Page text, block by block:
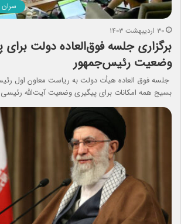
۳۰ اردیبهشت ۱۴۰۳
برگزاری جلسه فوق‌العاده دولت برای
وضعیت رئیس‌جمهور
جلسه فوق العاده هیأت دولت به ریاست معاون اول
بسیج همه امکانات برای پیگیری وضعیت آیت‌الله